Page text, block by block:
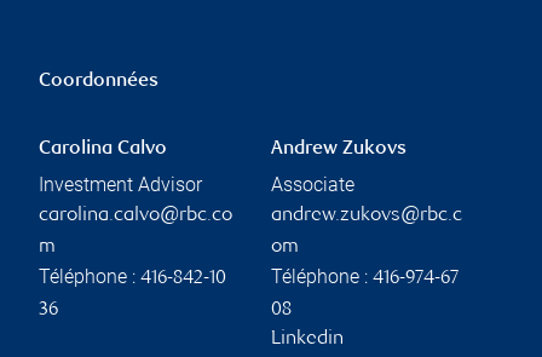
Coordonnées
Carolina Calvo
Investment Advisor
carolina.calvo@rbc.co
m
Téléphone : 416-842-10
36
Andrew Zukovs
Associate
andrew.zukovs@rbc.c
om
Téléphone : 416-974-67
08
Linkedin